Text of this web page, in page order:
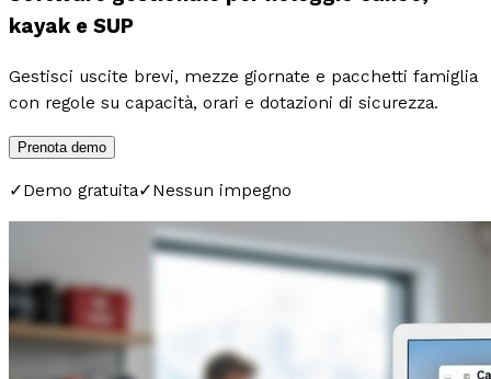
kayak e SUP
Gestisci uscite brevi, mezze giornate e pacchetti famiglia
con regole su capacità, orari e dotazioni di sicurezza.
Prenota demo
✓Demo gratuita✓Nessun impegno